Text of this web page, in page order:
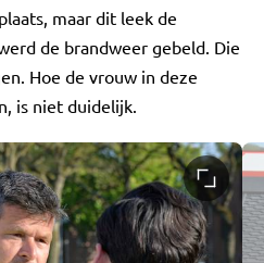
maar dit leek de
de brandweer gebeld. Die
Hoe de vrouw in deze
is niet duidelijk.